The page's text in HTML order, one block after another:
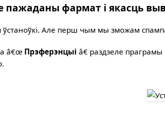
пажаданы фармат і якасць
ўстаноўкі. Але перш чым мы зможам
â€œ Прэферэнцыі â€ раздзеле праграмы